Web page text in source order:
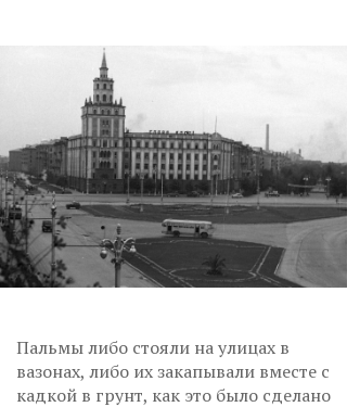
Пальмы либо стояли на улицах в
вазонах, либо их закапывали вместе с
кадкой в грунт, как это было сделано